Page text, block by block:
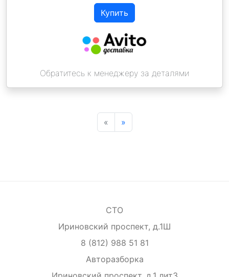
Купить
Обратитесь к менеджеру за деталями
« »
СТО
Ириновский проспект, д.1Ш
8 (812) 988 51 81
Авторазборка